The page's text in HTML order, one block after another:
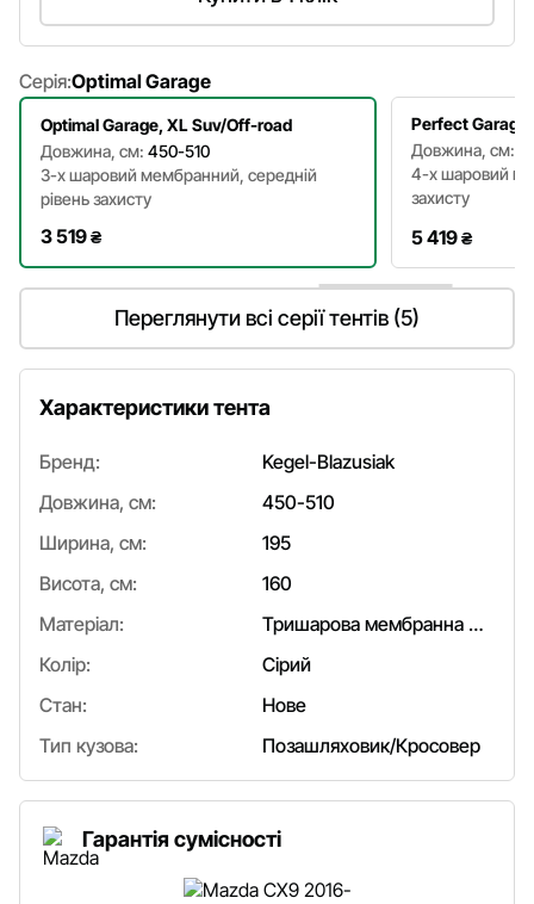
Серія:Optimal Garage
Optimal Garage, XL Suv/Off-road
Довжина, см: 450-510
3-х шаровий мембранний, середній
рівень захисту
3 519₴
Perfect
Довжина, см:
4-х шаровий
захисту
5 419₴
Переглянути всі серії тентів (5)
Характеристики тента
Бренд:
Kegel-Blazusiak
Довжина, см:
450-510
Ширина, см:
195
Висота, см:
160
Матеріал:
Тришарова мембранна тканина/поліпропілен
Колір:
Сірий
Стан:
Нове
Тип кузова:
Позашляховик/Кросовер
Гарантія сумісності